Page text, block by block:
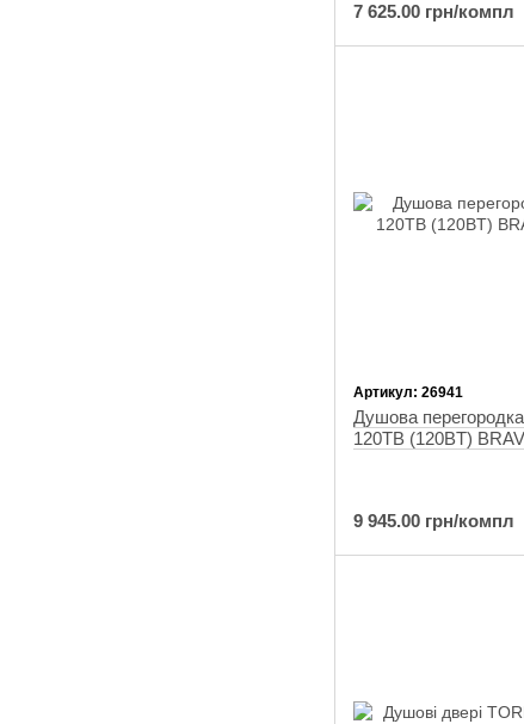
7 625.00 грн/компл
Артикул: 26941
Душова
120ТB (120BТ)
9 945.00 грн/компл